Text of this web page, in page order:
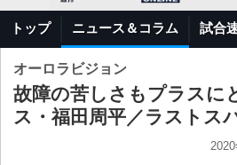
トップ ニュース＆コラム 試合
オーロラビジョン
故障の苦しさもプラスに
ス・福田周平／ラストス